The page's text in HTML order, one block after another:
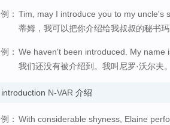
例： Tim, may I introduce you to my uncle's
蒂姆，我可以把你介绍给我叔叔的秘书玛
例： We haven't been introduced. My name
我们还没有被介绍到。我叫尼罗·沃尔夫。
introduction N-VAR 介绍
例： With considerable shyness, Elaine